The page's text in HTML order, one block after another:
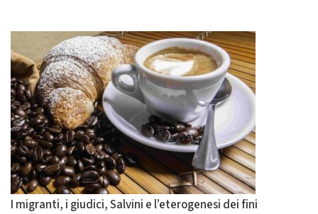
I migranti, i giudici, Salvini e l’eterogenesi dei fini